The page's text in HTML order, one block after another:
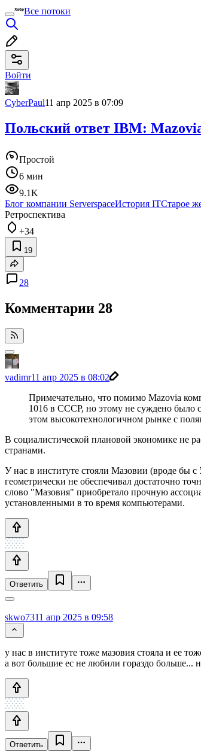
Все потоки
Войти
CyberPaul11 апр 2025 в 07:09
Польский ответ IBM:
Простой
6 мин
9.1K
Блог компании ServerspaceИстория ITСтарое
Ретроспектива
+34
19
28
Комментарии 28
vadimr11 апр 2025 в 08:02
Примечательно, что помимо Mazovia
1016 в СССР, но этому не суждено было
этом высокотехнологичном рынке с
В социалистической плановой экономике не
странами.
У нас в институте стояли Мазовии (вроде бы с
геометрически не обеспечивал достаточно
слово "Мазовия" приобретало прочную
установленными в то время компьютерами.
Ответить
skwo7311 апр 2025 в 09:58
у нас в институте тоже мазовия стояла и ее
а вот большие ес не любили гораздо больше...
Ответить